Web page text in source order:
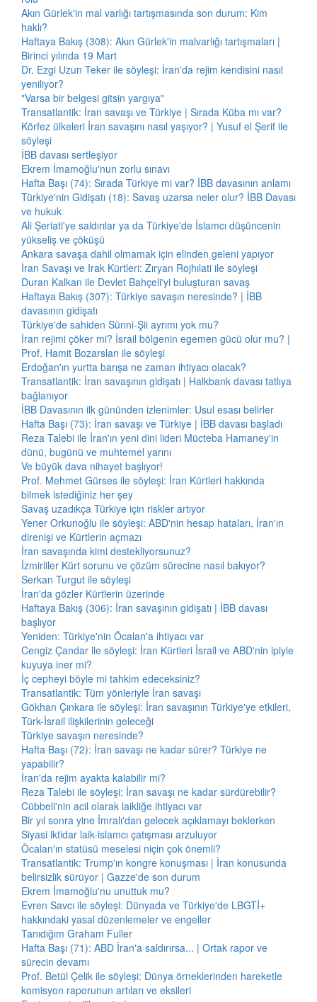
Akın Gürlek'in mal varlığı tartışmasında son durum: Kim
haklı?
Haftaya Bakış (308): Akın Gürlek'in malvarlığı tartışmaları |
Birinci yılında 19 Mart
Dr. Ezgi Uzun Teker ile söyleşi: İran'da rejim kendisini nasıl
yeniliyor?
"Varsa bir belgesi gitsin yargıya"
Transatlantik: İran savaşı ve Türkiye | Sırada Küba mı var?
Körfez ülkeleri İran savaşını nasıl yaşıyor? | Yusuf el Şerif ile
söyleşi
İBB davası sertleşiyor
Ekrem İmamoğlu'nun zorlu sınavı
Hafta Başı (74): Sırada Türkiye mi var? İBB davasının anlamı
Türkiye'nin Gidişatı (18): Savaş uzarsa neler olur? İBB Davası
ve hukuk
Ali Şeriati'ye saldırılar ya da Türkiye'de İslamcı düşüncenin
yükseliş ve çöküşü
Ankara savaşa dahil olmamak için elinden geleni yapıyor
İran Savaşı ve Irak Kürtleri: Zıryan Rojhılati ile söyleşi
Duran Kalkan ile Devlet Bahçeli'yi buluşturan savaş
Haftaya Bakış (307): Türkiye savaşın neresinde? | İBB
davasının gidişatı
Türkiye'de sahiden Sünni-Şii ayrımı yok mu?
İran rejimi çöker mi? İsrail bölgenin egemen gücü olur mu? |
Prof. Hamit Bozarslan ile söyleşi
Erdoğan'ın yurtta barışa ne zaman ihtiyacı olacak?
Transatlantik: İran savaşının gidişatı | Halkbank davası tatlıya
bağlanıyor
İBB Davasının ilk gününden izlenimler: Usul esası belirler
Hafta Başı (73): İran savaşı ve Türkiye | İBB davası başladı
Reza Talebi ile İran'ın yeni dini lideri Mücteba Hamaney'in
dünü, bugünü ve muhtemel yarını
Ve büyük dava nihayet başlıyor!
Prof. Mehmet Gürses ile söyleşi: İran Kürtleri hakkında
bilmek istediğiniz her şey
Savaş uzadıkça Türkiye için riskler artıyor
Yener Orkunoğlu ile söyleşi: ABD'nin hesap hataları, İran'ın
direnişi ve Kürtlerin açmazı
İran savaşında kimi destekliyorsunuz?
İzmirliler Kürt sorunu ve çözüm sürecine nasıl bakıyor?
Serkan Turgut ile söyleşi
İran'da gözler Kürtlerin üzerinde
Haftaya Bakış (306): İran savaşının gidişatı | İBB davası
başlıyor
Yeniden: Türkiye'nin Öcalan'a ihtiyacı var
Cengiz Çandar ile söyleşi: İran Kürtleri İsrail ve ABD'nin ipiyle
kuyuya iner mi?
İç cepheyi böyle mi tahkim edeceksiniz?
Transatlantik: Tüm yönleriyle İran savaşı
Gökhan Çınkara ile söyleşi: İran savaşının Türkiye'ye etkileri,
Türk-İsrail ilişkilerinin geleceği
Türkiye savaşın neresinde?
Hafta Başı (72): İran savaşı ne kadar sürer? Türkiye ne
yapabilir?
İran'da rejim ayakta kalabilir mi?
Reza Talebi ile söyleşi: İran savaşı ne kadar sürdürebilir?
Cübbeli'nin acil olarak laikliğe ihtiyacı var
Bir yıl sonra yine İmralı'dan gelecek açıklamayı beklerken
Siyasi iktidar laik-islamcı çatışması arzuluyor
Öcalan'ın statüsü meselesi niçin çok önemli?
Transatlantik: Trump'ın kongre konuşması | İran konusunda
belirsizlik sürüyor | Gazze'de son durum
Ekrem İmamoğlu'nu unuttuk mu?
Evren Savcı ile söyleşi: Dünyada ve Türkiye'de LBGTİ+
hakkındaki yasal düzenlemeler ve engeller
Tanıdığım Graham Fuller
Hafta Başı (71): ABD İran'a saldırırsa... | Ortak rapor ve
sürecin devamı
Prof. Betül Çelik ile söyleşi: Dünya örneklerinden hareketle
komisyon raporunun artıları ve eksileri